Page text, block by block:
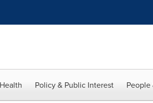
Policy & Public Interest